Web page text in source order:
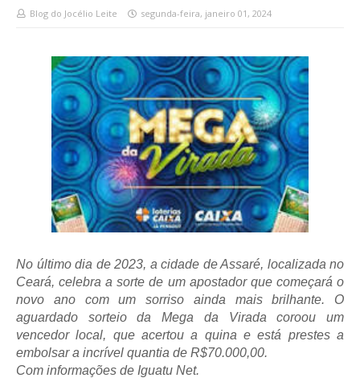
Blog do Jocélio Leite segunda-feira, janeiro 01, 2024
No último dia de 2023, a cidade de Assaré, localizada no
Ceará, celebra a sorte de um apostador que começará o
novo ano com um sorriso ainda mais brilhante. O
aguardado sorteio da Mega da Virada coroou um
vencedor local, que acertou a quina e está prestes a
embolsar a incrível quantia de R$70.000,00.
Com informações de Iguatu Net.